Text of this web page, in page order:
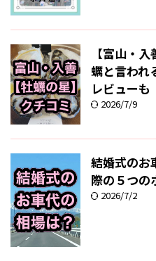
【富山・
蠣と言われ
レビューも
2026/7/9
結婚式のお
際の５つの
2026/7/2